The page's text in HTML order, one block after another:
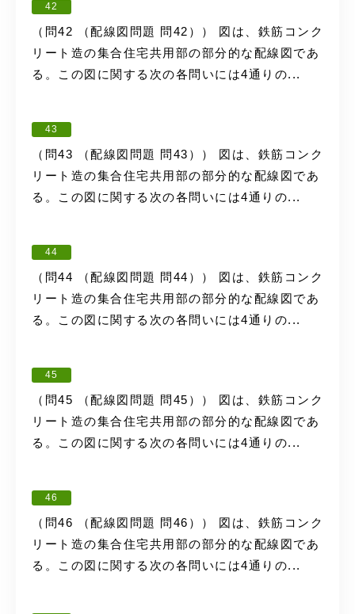
42
（問42 （配線図問題 問42）） 図は、鉄筋コンク
リート造の集合住宅共用部の部分的な配線図であ
る。この図に関する次の各問いには4通りの...
43
（問43 （配線図問題 問43）） 図は、鉄筋コンク
リート造の集合住宅共用部の部分的な配線図であ
る。この図に関する次の各問いには4通りの...
44
（問44 （配線図問題 問44）） 図は、鉄筋コンク
リート造の集合住宅共用部の部分的な配線図であ
る。この図に関する次の各問いには4通りの...
45
（問45 （配線図問題 問45）） 図は、鉄筋コンク
リート造の集合住宅共用部の部分的な配線図であ
る。この図に関する次の各問いには4通りの...
46
（問46 （配線図問題 問46）） 図は、鉄筋コンク
リート造の集合住宅共用部の部分的な配線図であ
る。この図に関する次の各問いには4通りの...